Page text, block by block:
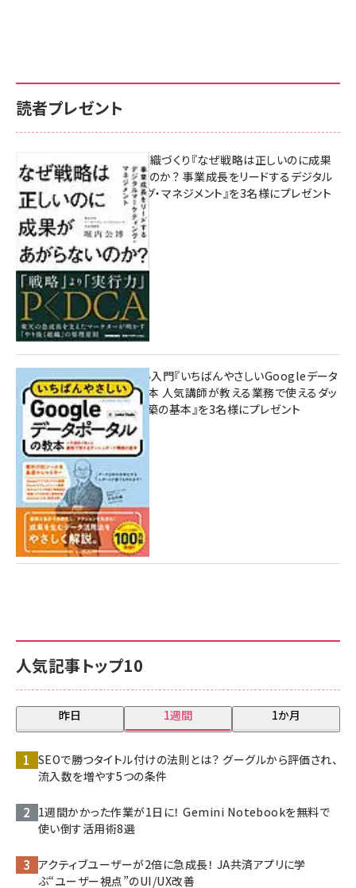
人気記事トップ10
昨日 1週間 1か月
SEOで勝つタイトル付けの法則とは？ グーグルから評価され、
流入数を増やす5つの条件
1週間かかった作業が1日に！ Gemini Notebookを無料で
使い倒す活用術8選
アクティブユーザーが2倍に急成長！ JA共済アプリに学
ぶ“ユーザー視点”のUI/UX改善
読者プレゼント
成果を生む組織づくり『なぜ戦略は正しいのに成果
があがらないのか？ 事業成長をリードするデジタル
マーケティング・マネジメント』を3名様にプレゼント
10:00
無料BIツール入門『いちばんやさしいGoogleデータ
ポータルの教本 人気講師が教える業務で使えるダッ
シュボード構築の基本』を3名様にプレゼント
7月31日 10:00